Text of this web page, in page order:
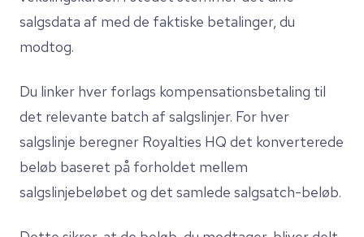
salgsdata af med de faktiske betalinger, du
modtog.
Du linker hver forlags kompensationsbetaling til
det relevante batch af salgslinjer. For hver
salgslinje beregner Royalties HQ det konverterede
beløb baseret på forholdet mellem
salgslinjebeløbet og det samlede salgsatch-beløb.